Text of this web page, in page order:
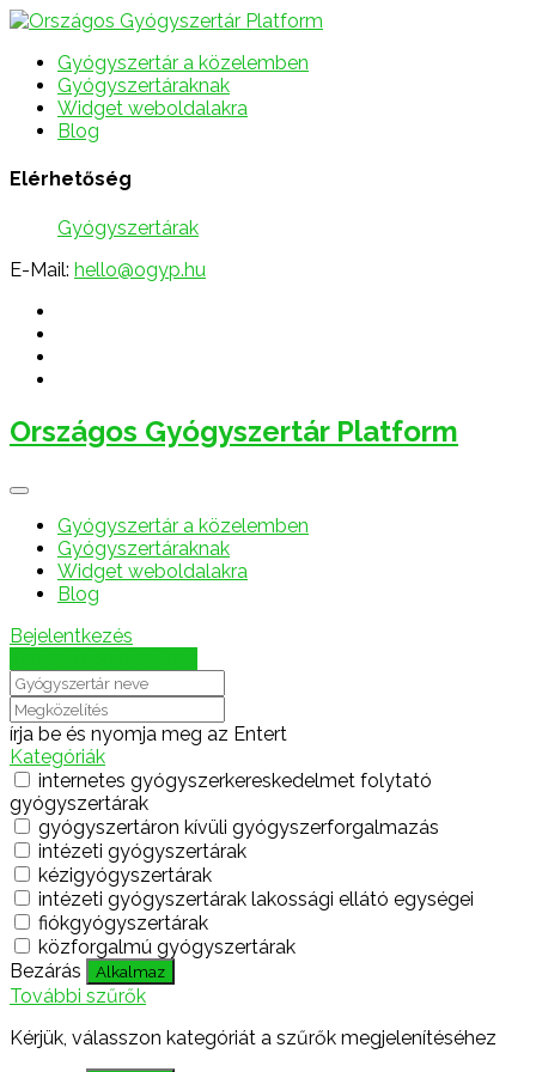
Gyógyszertár a közelemben
Gyógyszertáraknak
Widget weboldalakra
Blog
Elérhetőség
Gyógyszertárak
E-Mail: hello@ogyp.hu
Országos Gyógyszertár Platform
Gyógyszertár a közelemben
Gyógyszertáraknak
Widget weboldalakra
Blog
Bejelentkezés
írja be és nyomja meg az Entert
Kategóriák
internetes gyógyszerkereskedelmet folytató
gyógyszertárak
gyógyszertáron kívüli gyógyszerforgalmazás
intézeti gyógyszertárak
kézigyógyszertárak
intézeti gyógyszertárak lakossági ellátó egységei
fiókgyógyszertárak
közforgalmú gyógyszertárak
Bezárás
Alkalmaz
További szűrők
Kérjük, válasszon kategóriát a szűrők megjelenítéséhez